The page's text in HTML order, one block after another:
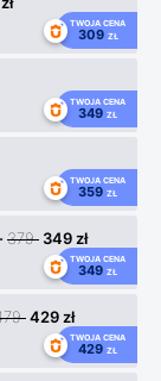
TWOJA CENA
309 ZŁ
TWOJA CENA
349 ZŁ
TWOJA CENA
359 ZŁ
379 349 zł
TWOJA CENA
349 ZŁ
429 zł
TWOJA CENA
429 ZŁ